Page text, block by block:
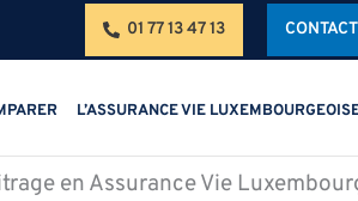
01 77 13 47 13
L’ASSURANCE VIE
en Assurance Vie